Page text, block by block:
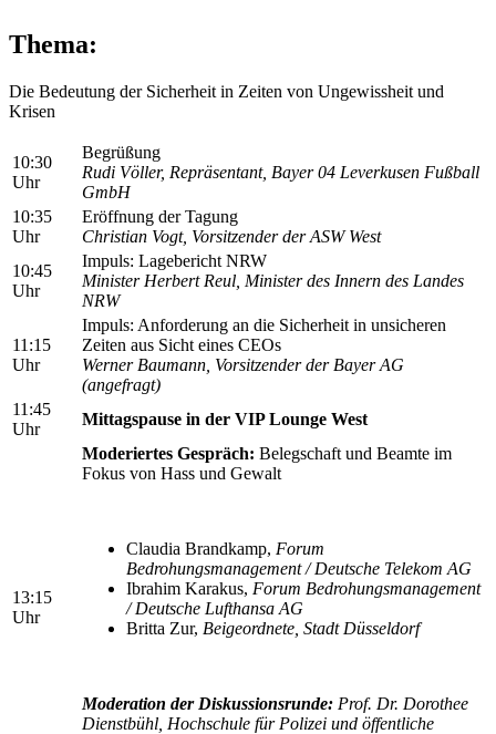
Thema:
Die Bedeutung der Sicherheit in Zeiten von Ungewissheit und
Krisen
10:30
Uhr
Begrüßung
Rudi Völler, Repräsentant, Bayer 04 Leverkusen Fußball
GmbH
10:35
Uhr
Eröffnung der Tagung
Christian Vogt, Vorsitzender der ASW West
10:45
Uhr
Impuls: Lagebericht NRW
Minister Herbert Reul, Minister des Innern des Landes
NRW
11:15
Uhr
Impuls: Anforderung an die Sicherheit in unsicheren
Zeiten aus Sicht eines CEOs
Werner Baumann, Vorsitzender der Bayer AG
(angefragt)
11:45
Uhr
Mittagspause in der VIP Lounge West
13:15
Uhr
Moderiertes Gespräch: Belegschaft und Beamte im
Fokus von Hass und Gewalt
Claudia Brandkamp, Forum
Bedrohungsmanagement / Deutsche Telekom AG
Ibrahim Karakus, Forum Bedrohungsmanagement
/ Deutsche Lufthansa AG
Britta Zur, Beigeordnete, Stadt Düsseldorf
Moderation der Diskussionsrunde: Prof. Dr. Dorothee
Dienstbühl, Hochschule für Polizei und öffentliche